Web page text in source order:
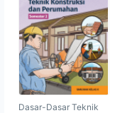
Dasar-Dasar Teknik